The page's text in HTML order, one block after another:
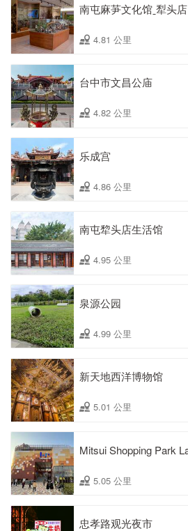
南屯麻芛文化馆ˍ犁头店
4.81 公里
台中市文昌公庙
4.82 公里
乐成宫
4.86 公里
南屯犂头店生活馆
4.95 公里
泉源公园
4.99 公里
新天地西洋博物馆
5.01 公里
Mitsui Shopping Park
5.05 公里
忠孝路观光夜市